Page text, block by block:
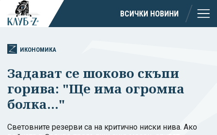
ВСИЧКИ НОВИНИ
ИКОНОМИКА
Задават се шоково скъпи
горива: "Ще има огромна
болка..."
Световните резерви са на критично ниски нива. Ако